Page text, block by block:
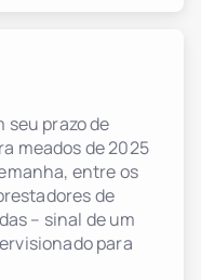
seu prazo de
meados de 2025
entre os
de
– sinal de um
para